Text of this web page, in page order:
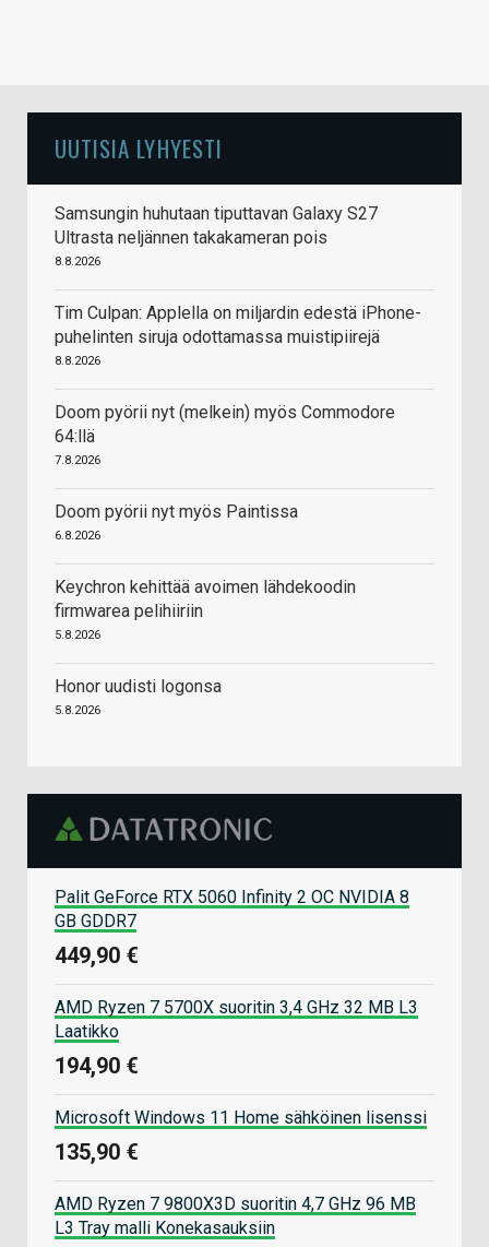
UUTISIA LYHYESTI
Samsungin huhutaan tiputtavan Galaxy S27
Ultrasta neljännen takakameran pois
8.8.2026
Tim Culpan: Applella on miljardin edestä iPhone-
puhelinten siruja odottamassa muistipiirejä
8.8.2026
Doom pyörii nyt (melkein) myös Commodore
64:llä
7.8.2026
Doom pyörii nyt myös Paintissa
6.8.2026
Keychron kehittää avoimen lähdekoodin
firmwarea pelihiiriin
5.8.2026
Honor uudisti logonsa
5.8.2026
Palit GeForce RTX 5060 Infinity 2 OC NVIDIA 8
GB GDDR7
449,90 €
AMD Ryzen 7 5700X suoritin 3,4 GHz 32 MB L3
Laatikko
194,90 €
Microsoft Windows 11 Home sähköinen lisenssi
135,90 €
AMD Ryzen 7 9800X3D suoritin 4,7 GHz 96 MB
L3 Tray malli Konekasauksiin